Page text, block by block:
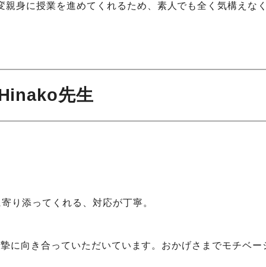
身に授業を進めてくれるため、素人でも全く気構えな
先生
り添ってくれる、対応が丁寧。
に向き合っていただいています。おかげさまでモチベ